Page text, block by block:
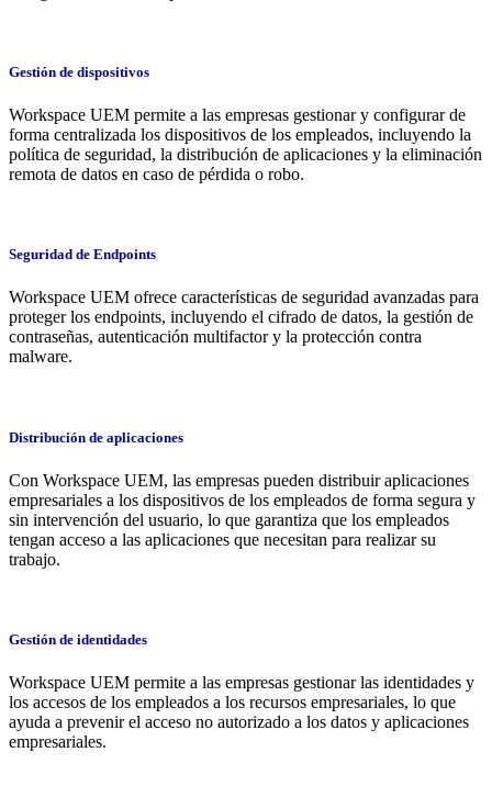
Gestión de dispositivos
Workspace UEM permite a las empresas gestionar y configurar de
forma centralizada los dispositivos de los empleados, incluyendo la
política de seguridad, la distribución de aplicaciones y la eliminación
remota de datos en caso de pérdida o robo.
Seguridad de Endpoints
Workspace UEM ofrece características de seguridad avanzadas para
proteger los endpoints, incluyendo el cifrado de datos, la gestión de
contraseñas, autenticación multifactor y la protección contra
malware.
Distribución de aplicaciones
Con Workspace UEM, las empresas pueden distribuir aplicaciones
empresariales a los dispositivos de los empleados de forma segura y
sin intervención del usuario, lo que garantiza que los empleados
tengan acceso a las aplicaciones que necesitan para realizar su
trabajo.
Gestión de identidades
Workspace UEM permite a las empresas gestionar las identidades y
los accesos de los empleados a los recursos empresariales, lo que
ayuda a prevenir el acceso no autorizado a los datos y aplicaciones
empresariales.